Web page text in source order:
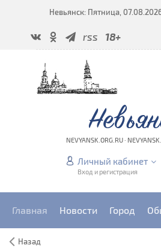
Невьянск: Пятница,
rss 18+
NEVYANSK.ORG.RU ·
Личный кабинет
Вход и регистрация
Главная Новости Город
Назад